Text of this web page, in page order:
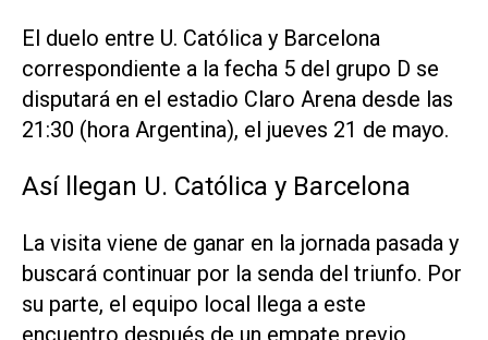
El duelo entre U. Católica y Barcelona
correspondiente a la fecha 5 del grupo D se
disputará en el estadio Claro Arena desde las
21:30 (hora Argentina), el jueves 21 de mayo.
Así llegan U. Católica y Barcelona
La visita viene de ganar en la jornada pasada y
buscará continuar por la senda del triunfo. Por
su parte, el equipo local llega a este